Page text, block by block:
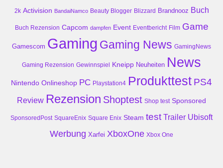
2k Activision BandaiNamco Beauty Blogger Blizzard Brandnooz Buch
Buch Rezension Capcom dampfen Event Eventbericht Film Game
Gamescom Gaming Gaming News GamingNews
Gaming Rezension Gewinnspiel Kneipp Neuheiten News
Nintendo Onlineshop PC Playstation4 Produkttest PS4
Review Rezension Shoptest Shop test Sponsored
SponsoredPost SquareEnix Square Enix Steam test Trailer Ubisoft
Werbung Xarfei XboxOne Xbox One